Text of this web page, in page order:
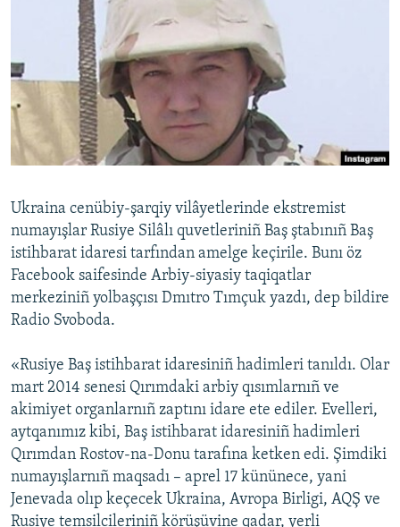
FİKİR
Русский
Українською
RFE/RS bütün saytları
Ukraina cenübiy-şarqiy vilâyetlerinde ekstremist
numayışlar Rusiye Silâlı quvetleriniñ Baş ştabınıñ Baş
istihbarat idaresi tarfından amelge keçirile. Bunı öz
Facebook saifesinde Arbiy-siyasiy taqiqatlar
merkeziniñ yolbaşçısı Dmıtro Tımçuk yazdı, dep bildire
Radio Svoboda.
«Rusiye Baş istihbarat idaresiniñ hadimleri tanıldı. Olar
mart 2014 senesi Qırımdaki arbiy qısımlarnıñ ve
akimiyet organlarnıñ zaptını idare ete ediler. Evelleri,
aytqanımız kibi, Baş istihbarat idaresiniñ hadimleri
Qırımdan Rostov-na-Donu tarafına ketken edi. Şimdiki
numayışlarnıñ maqsadı – aprel 17 kününece, yani
Jenevada olıp keçecek Ukraina, Avropa Birligi, AQŞ ve
Rusiye temsilcileriniñ körüşüvine qadar, yerli